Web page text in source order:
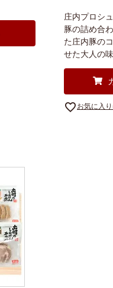
庄内プロシ
豚の詰め合
た庄内豚の
せた大人の味
お気に入